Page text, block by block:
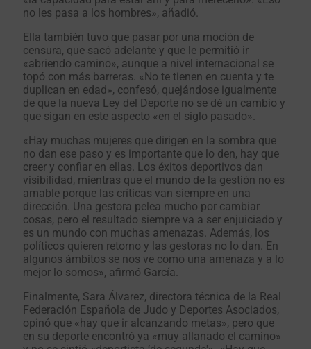
no les pasa a los hombres», añadió.
Ella también tuvo que pasar por una moción de
censura, que sacó adelante y que le permitió ir
«abriendo camino», aunque a nivel internacional se
topó con más barreras. «No te tienen en cuenta y te
duplican en edad», confesó, quejándose igualmente
de que la nueva Ley del Deporte no se dé un cambio y
que sigan en este aspecto «en el siglo pasado».
«Hay muchas mujeres que dirigen en la sombra que
no dan ese paso y es importante que lo den, hay que
creer y confiar en ellas. Los éxitos deportivos dan
visibilidad, mientras que el mundo de la gestión no es
amable porque las críticas van siempre en una
dirección. Una gestora pelea mucho por cambiar
cosas, pero el resultado siempre va a ser enjuiciado y
es un mundo con muchas amenazas. Además, los
políticos quieren retorno y las gestoras no lo dan. En
algunos ámbitos se nos ve como una amenaza y a lo
mejor lo somos», afirmó García.
Finalmente, Sara Álvarez, directora técnica de la Real
Federación Española de Judo y Deportes Asociados,
opinó que «hay que ir alcanzando metas», pero que
en su deporte encontró ya «muy allanado el camino»